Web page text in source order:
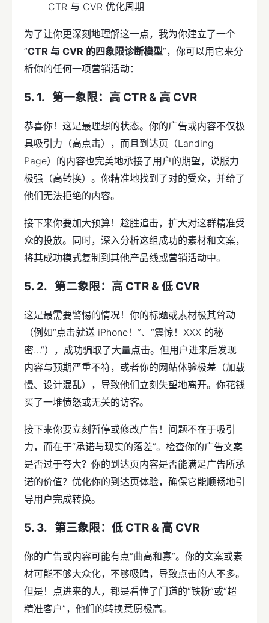
CTR 与 CVR 优化周期
为了让你更深刻地理解这一点，我为你建立了一个
“CTR 与 CVR 的四象限诊断模型”，你可以用它来分
析你的任何一项营销活动：
第一象限：高 CTR & 高 CVR
恭喜你！这是最理想的状态。你的广告或内容不仅极
具吸引力（高点击），而且到达页（Landing
Page）的内容也完美地承接了用户的期望，说服力
极强（高转换）。你精准地找到了对的受众，并给了
他们无法拒绝的内容。
接下来你要加大预算！趁胜追击，扩大对这群精准受
众的投放。同时，深入分析这组成功的素材和文案，
将其成功模式复制到其他产品线或营销活动中。
第二象限：高 CTR & 低 CVR
这是最需要警惕的情况！你的标题或素材极其耸动
（例如“点击就送 iPhone！”、“震惊！XXX 的秘
密…”），成功骗取了大量点击。但用户进来后发现
内容与预期严重不符，或者你的网站体验极差（加载
慢、设计混乱），导致他们立刻失望地离开。你花钱
买了一堆愤怒或无关的访客。
接下来你要立刻暂停或修改广告！问题不在于吸引
力，而在于“承诺与现实的落差”。检查你的广告文案
是否过于夸大？你的到达页内容是否能满足广告所承
诺的价值？优化你的到达页体验，确保它能顺畅地引
导用户完成转换。
第三象限：低 CTR & 高 CVR
你的广告或内容可能有点“曲高和寡”。你的文案或素
材可能不够大众化，不够吸睛，导致点击的人不多。
但是！点进来的人，都是看懂了门道的“铁粉”或“超
精准客户”，他们的转换意愿极高。